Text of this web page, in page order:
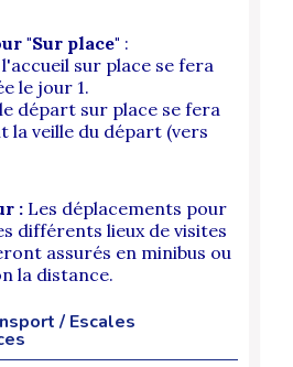
"Sur place" :
sur place se fera
le jour 1.
le départ sur place se fera
la veille du départ (vers
: Les déplacements pour
différents lieux de visites
assurés en minibus ou
la distance.
/ Escales